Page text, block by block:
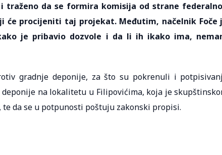
traženo da se formira komisija od strane
procijeniti taj projekat. Međutim, načelnik Foče
je pribavio dozvole i da li ih ikako ima,
gradnje deponije, za što su pokrenuli i
na lokalitetu u Filipovićima, koja je
da se u potpunosti poštuju zakonski propisi.